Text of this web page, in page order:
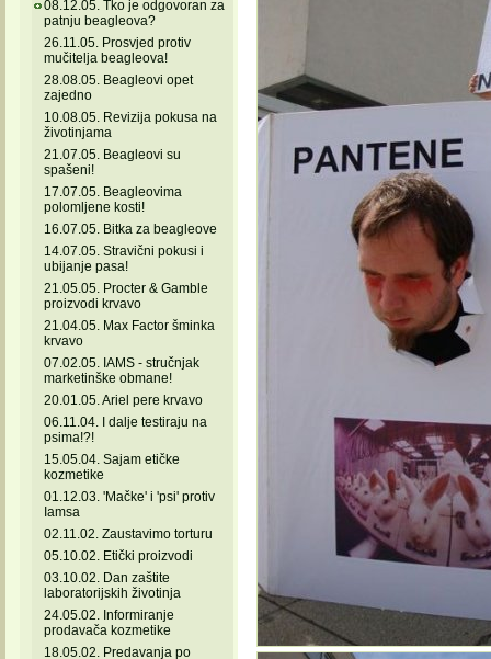
08.12.05. Tko je odgovoran za
patnju beagleova?
26.11.05. Prosvjed protiv
mučitelja beagleova!
28.08.05. Beagleovi opet
zajedno
10.08.05. Revizija pokusa na
životinjama
21.07.05. Beagleovi su
spašeni!
17.07.05. Beagleovima
polomljene kosti!
16.07.05. Bitka za beagleove
14.07.05. Stravični pokusi i
ubijanje pasa!
21.05.05. Procter & Gamble
proizvodi krvavo
21.04.05. Max Factor šminka
krvavo
07.02.05. IAMS - stručnjak
marketinške obmane!
20.01.05. Ariel pere krvavo
06.11.04. I dalje testiraju na
psima!?!
15.05.04. Sajam etičke
kozmetike
01.12.03. 'Mačke' i 'psi' protiv
Iamsa
02.11.02. Zaustavimo torturu
05.10.02. Etički proizvodi
03.10.02. Dan zaštite
laboratorijskih životinja
24.05.02. Informiranje
prodavača kozmetike
18.05.02. Predavanja po